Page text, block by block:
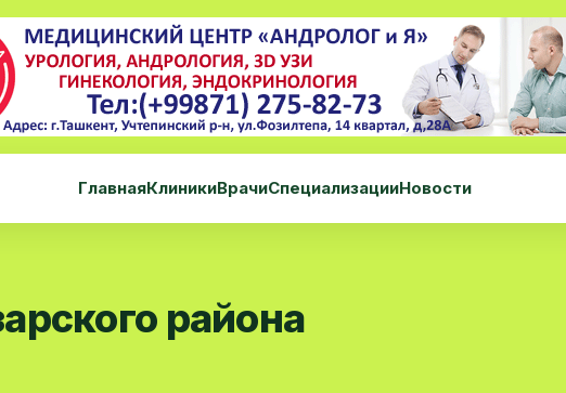
ГлавнаяКлиникиВрачиСпециализацииНовости
района